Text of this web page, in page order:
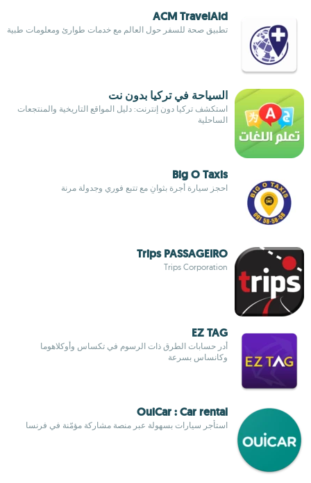
ACM TravelAid
تطبيق صحة للسفر حول العالم مع خدمات طوارئ ومعلومات طبية
السياحة في تركيا بدون نت
استكشف تركيا دون إنترنت: دليل المواقع التاريخية والمنتجعات
الساحلية
Big O Taxis
احجز سيارة أجرة بثوانٍ مع تتبع فوري وجدولة مرنة
Trips PASSAGEIRO
Trips Corporation
EZ TAG
أدر حسابات الطرق ذات الرسوم في تكساس وأوكلاهوما
وكانساس بسرعة
OuiCar : Car rental
استأجر سيارات بسهولة عبر منصة مشاركة مؤمّنة في فرنسا